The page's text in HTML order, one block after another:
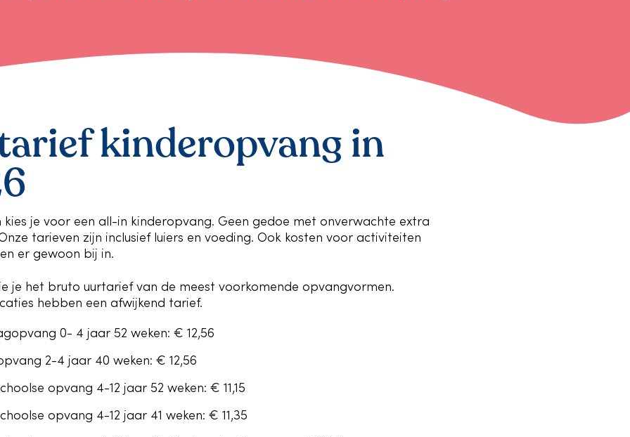
kinderopvang in
kies je voor een all-in kinderopvang. Geen gedoe met onverwachte extra
tarieven zijn inclusief luiers en voeding. Ook kosten voor activiteiten
er gewoon bij in.
je het bruto uurtarief van de meest voorkomende opvangvormen.
hebben een afwijkend tarief.
0- 4 jaar 52 weken: € 12,56
2-4 jaar 40 weken: € 12,56
opvang 4-12 jaar 52 weken: € 11,15
opvang 4-12 jaar 41 weken: € 11,35